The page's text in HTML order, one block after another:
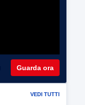
Guarda ora
VEDI TUTTI